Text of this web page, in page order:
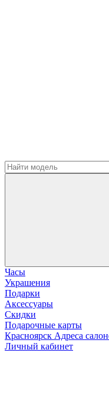
Часы
Украшения
Подарки
Аксессуары
Скидки
Подарочные карты
Красноярск Адреса
Личный кабинет